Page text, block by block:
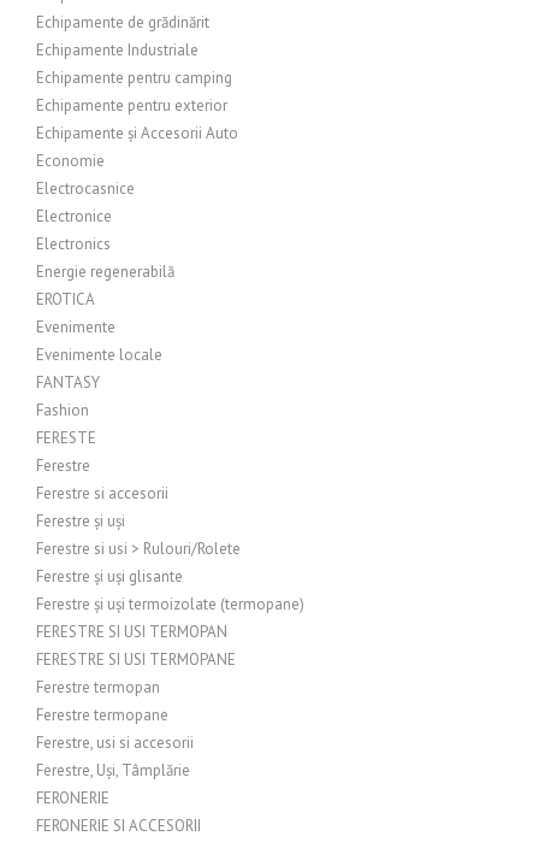
Echipamente de grădinărit
Echipamente Industriale
Echipamente pentru camping
Echipamente pentru exterior
Echipamente și Accesorii Auto
Economie
Electrocasnice
Electronice
Electronics
Energie regenerabilă
EROTICA
Evenimente
Evenimente locale
FANTASY
Fashion
FERESTE
Ferestre
Ferestre si accesorii
Ferestre și uși
Ferestre si usi > Rulouri/Rolete
Ferestre și uși glisante
Ferestre și uși termoizolate (termopane)
FERESTRE SI USI TERMOPAN
FERESTRE SI USI TERMOPANE
Ferestre termopan
Ferestre termopane
Ferestre, usi si accesorii
Ferestre, Uși, Tâmplărie
FERONERIE
FERONERIE SI ACCESORII